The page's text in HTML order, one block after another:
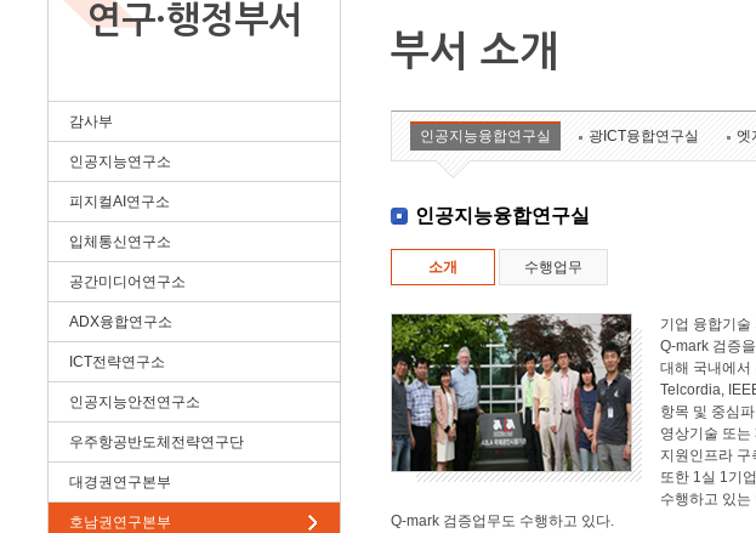
연구·행정부서
감사부
인공지능연구소
피지컬AI연구소
입체통신연구소
공간미디어연구소
ADX융합연구소
ICT전략연구소
인공지능안전연구소
우주항공반도체전략연구단
대경권연구본부
호남권연구본부
부서 소개
인공지능융합연구실 광ICT융합연구실 엣
인공지능융합연구실
소개 수행업무
기업 융합기
Q-mark 검증
대해 국내에서
Telcordia,
항목 및 중심
영상기술 또
지원인프라
또한 1실 1기
수행하고 있
Q-mark 검증업무도 수행하고 있다.